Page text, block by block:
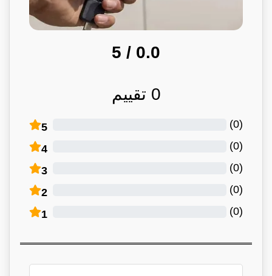
0.0
/ 5
0 تقييم
5 (
0
)
4 (
0
)
3 (
0
)
2 (
0
)
1 (
0
)